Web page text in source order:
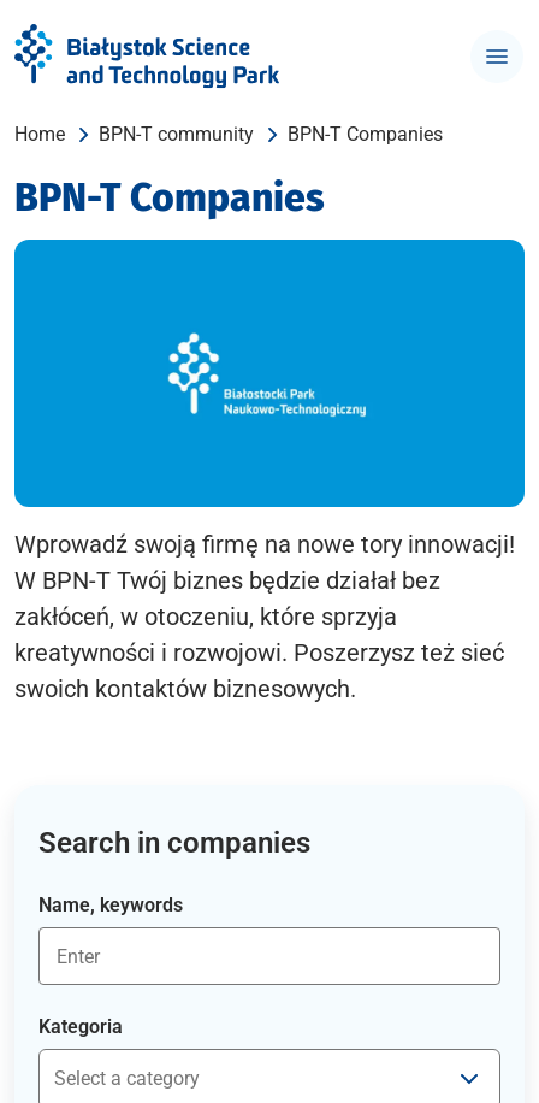
Home BPN-T community BPN-T Companies
BPN-T Companies
Wprowadź swoją firmę na nowe tory innowacji!
W BPN-T Twój biznes będzie działał bez
zakłóceń, w otoczeniu, które sprzyja
kreatywności i rozwojowi. Poszerzysz też sieć
swoich kontaktów biznesowych.
Search in companies
Name, keywords
Kategoria